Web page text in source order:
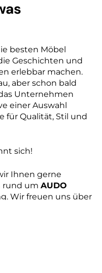
besten Möbel
Geschichten und
erlebbar machen.
aber schon bald
Unternehmen
einer Auswahl
für Qualität, Stil und
sich!
Ihnen gerne
rund um AUDO
Wir freuen uns über